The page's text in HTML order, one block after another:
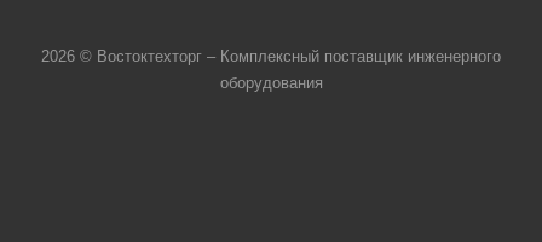
2026 © Востоктехторг – Комплексный поставщик инженерного
оборудования